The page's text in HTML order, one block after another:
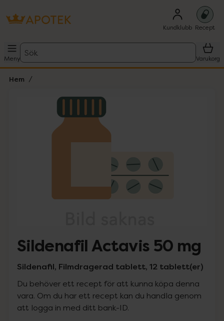
Kundklubb Recept
Meny
Sök
Varukorg
Hem
Lista: . Innehåller 1 objekt.
Sildenafil Actavis 50 mg
Sildenafil, Filmdragerad tablett, 12 tablett(er)
Du behöver ett recept för att kunna köpa denna
vara. Om du har ett recept kan du handla genom
att logga in med ditt bank-ID.